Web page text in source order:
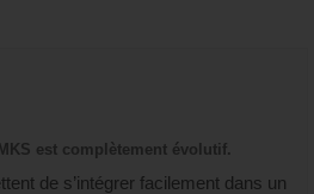
est complètement évolutif.
de s’intégrer facilement dans un